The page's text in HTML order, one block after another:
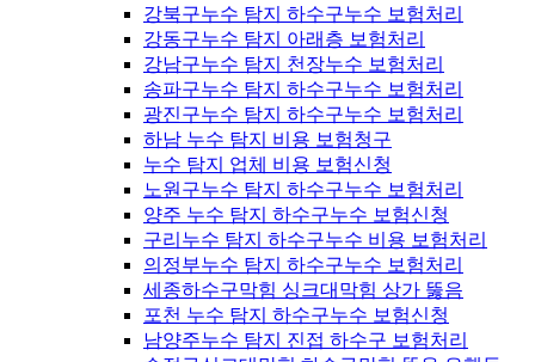
강북구누수 탐지 하수구누수 보험처리
강동구누수 탐지 아래층 보험처리
강남구누수 탐지 천장누수 보험처리
송파구누수 탐지 하수구누수 보험처리
광진구누수 탐지 하수구누수 보험처리
하남 누수 탐지 비용 보험청구
누수 탐지 업체 비용 보험신청
노원구누수 탐지 하수구누수 보험처리
양주 누수 탐지 하수구누수 보험신청
구리누수 탐지 하수구누수 비용 보험처리
의정부누수 탐지 하수구누수 보험처리
세종하수구막힘 싱크대막힘 상가 뚫음
포천 누수 탐지 하수구누수 보험신청
남양주누수 탐지 진접 하수구 보험처리